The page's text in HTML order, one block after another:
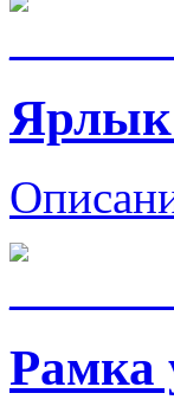
Ярлык
Рамка